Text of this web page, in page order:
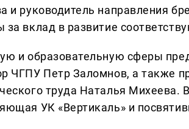
и руководитель направления
за вклад в развитие
и образовательную сферы
ЧГПУ Петр Заломнов, а также
труда Наталья
УК «Вертикаль» и